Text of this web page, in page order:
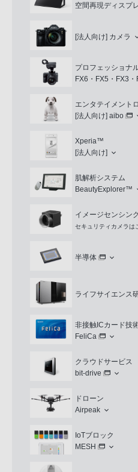
空間再現ディスプ
[法人向け] カメラ
プロフェッショナ
FX6・FX5・FX3
エンタテイメント
[法人向け] aibo
Xperia™
[法人向け]
肌解析システム
BeautyExplorer™
イメージセンシン
セキュリティカメラは
半導体
ライフサイエンス
非接触ICカード技
FeliCa
クラウドサービス
bit-drive
ドローン
Airpeak
IoTブロック
MESH